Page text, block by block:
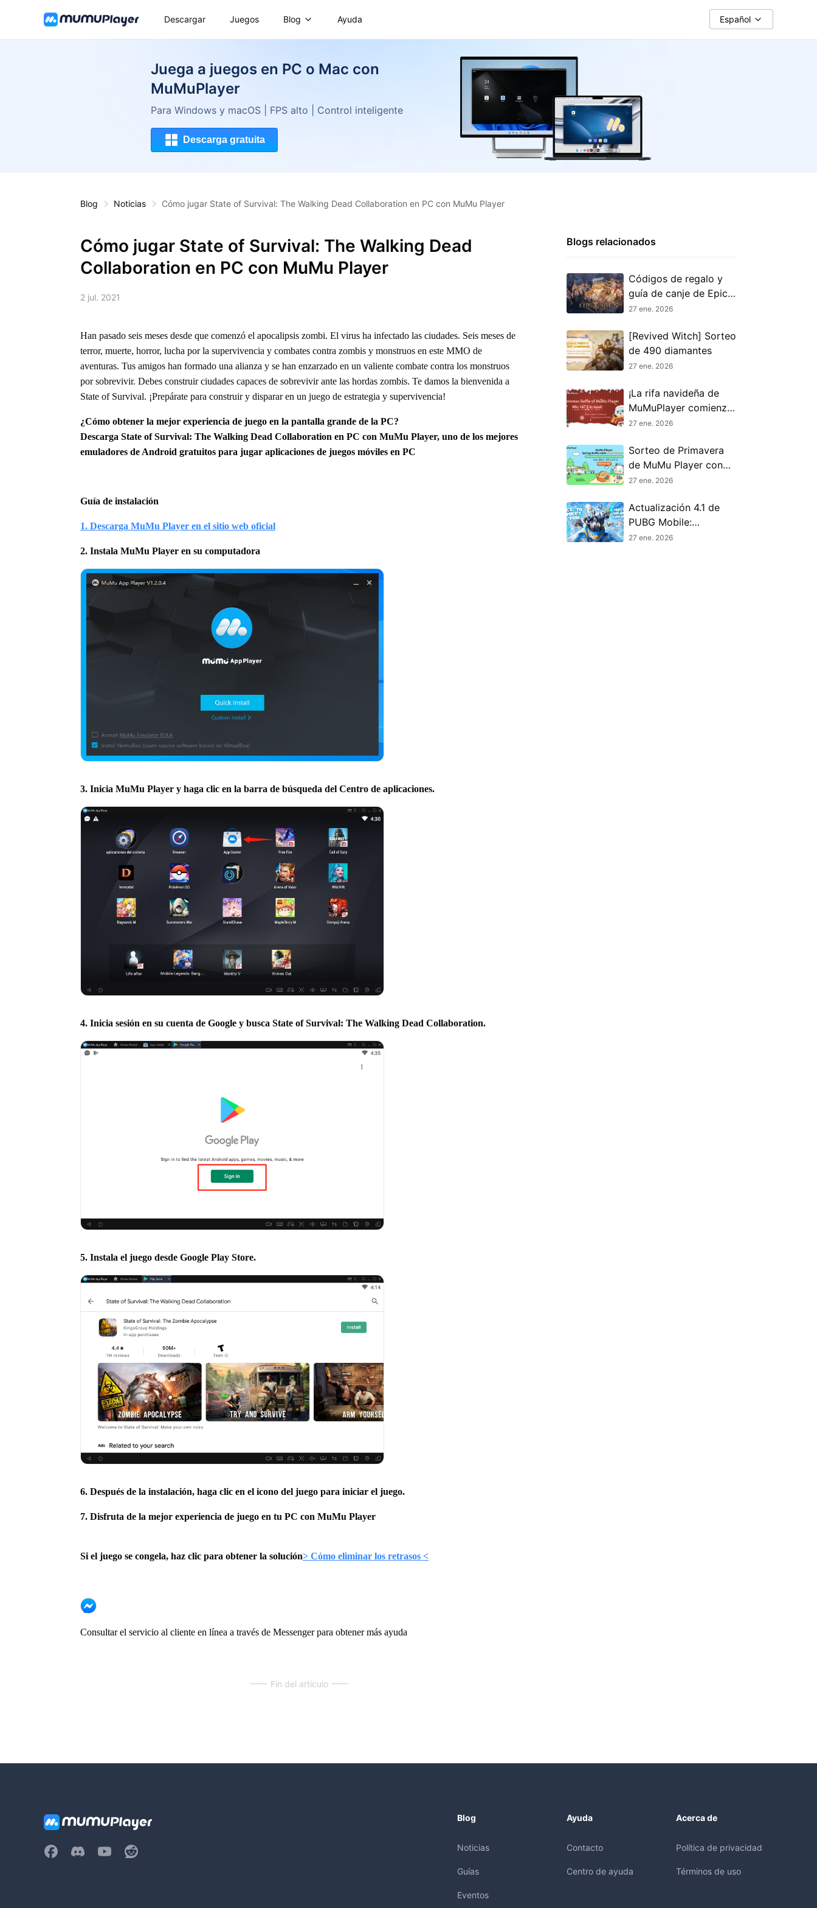
Descargar Juegos Blog Ayuda Español
Juega a juegos en PC o Mac con
MuMuPlayer
Para Windows y macOS | FPS alto | Control inteligente
Descarga gratuita
Blog Noticias Cómo jugar State of Survival: The Walking Dead Collaboration en PC con MuMu Player
Cómo jugar State of Survival: The Walking Dead
Collaboration en PC con MuMu Player
2 jul. 2021
Han pasado seis meses desde que comenzó el apocalipsis zombi. El virus ha infectado las ciudades. Seis meses de
terror, muerte, horror, lucha por la supervivencia y combates contra zombis y monstruos en este MMO de
aventuras. Tus amigos han formado una alianza y se han enzarzado en un valiente combate contra los monstruos
por sobrevivir. Debes construir ciudades capaces de sobrevivir ante las hordas zombis. Te damos la bienvenida a
State of Survival. ¡Prepárate para construir y disparar en un juego de estrategia y supervivencia!
¿Cómo obtener la mejor experiencia de juego en la pantalla grande de la PC?
Descarga State of Survival: The Walking Dead Collaboration en PC con MuMu Player, uno de los mejores
emuladores de Android gratuitos para jugar aplicaciones de juegos móviles en PC
Guía de instalación
1. Descarga MuMu Player en el sitio web oficial
2. Instala MuMu Player en su computadora
3. Inicia MuMu Player y haga clic en la barra de búsqueda del Centro de aplicaciones.
4. Inicia sesión en su cuenta de Google y busca State of Survival: The Walking Dead Collaboration.
5. Instala el juego desde Google Play Store.
6. Después de la instalación, haga clic en el icono del juego para iniciar el juego.
7. Disfruta de la mejor experiencia de juego en tu PC con MuMu Player
Si el juego se congela, haz clic para obtener la solución> Cómo eliminar los retrasos <
Consultar el servicio al cliente en línea a través de Messengerpara obtener más ayuda
Fin del artículo
Blogs relacionados
Códigos de regalo y
guía de canje de Epic
Age (enero de 2026)
27 ene. 2026
[Revived Witch] Sorteo
de 490 diamantes
27 ene. 2026
¡La rifa navideña de
MuMuPlayer comienza
ahora!
27 ene. 2026
Sorteo de Primavera
de MuMu Player con
Grandes Premios
27 ene. 2026
Actualización 4.1 de
PUBG Mobile:
Consejos profesionales
27 ene. 2026
Blog
Noticias
Guías
Eventos
Ayuda
Contacto
Centro de ayuda
Acerca de
Política de privacidad
Términos de uso